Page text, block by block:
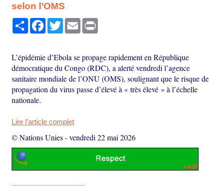
selon l’OMS
PartagerFacebook
TwitterEmail
L’épidémie d’Ebola se propage rapidement en République
démocratique du Congo (RDC), a alerté vendredi l’agence
sanitaire mondiale de l’ONU (OMS), soulignant que le risque de
propagation du virus passe d’élevé à « très élevé » à l’échelle
nationale.
Lire l'article complet
© Nations Unies-vendredi 22 mai 2026